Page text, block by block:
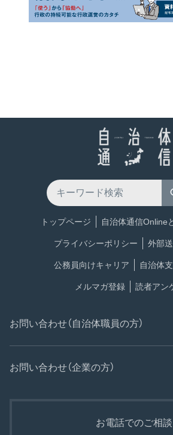
トップページ 自治体通信Online
プライバシーポリシー 外部
公務員向けキャリア 自治体
メルマガ登録 読者アン
お問い合わせ（自治体職員の方）
お問い合わせ（企業の方）
お電話でのご相談